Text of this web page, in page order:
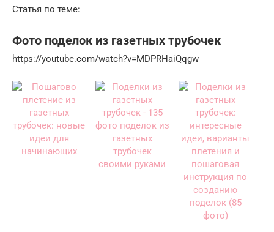
Статья по теме:
Фото поделок из газетных трубочек
https://youtube.com/watch?v=MDPRHaiQqgw